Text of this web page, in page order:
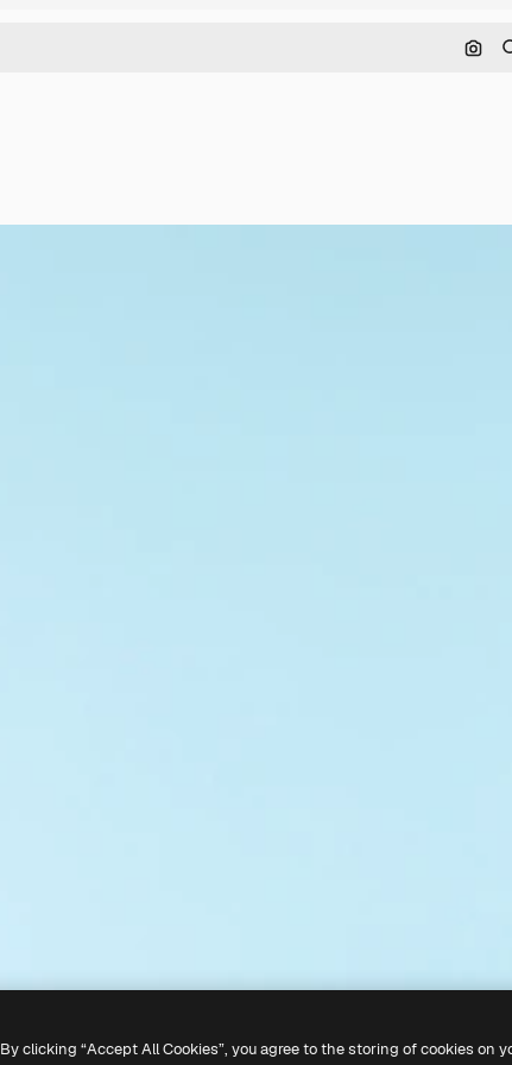
By clicking “Accept All Cookies”, you agree to the storing of cookies on